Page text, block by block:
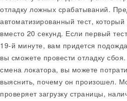
отладку ложных срабатываний.
автоматизированный тест,
вместо 20 секунд. Если первый
19-й минуте, вам придется
вы сможете провести отладку
смена локатора, вы можете
выяснить, почему он произошел.
проверяет загрузку страницы,